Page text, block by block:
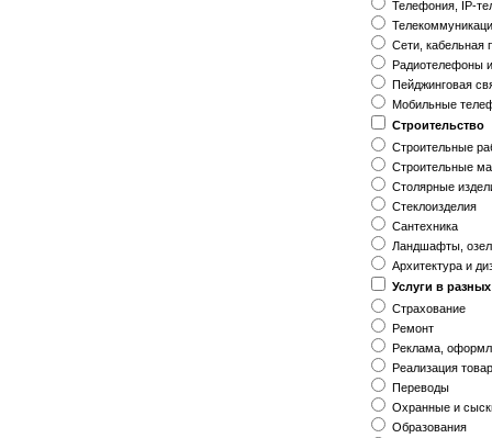
Телефония, IP-
Сети, кабельная
Радиотелефоны
Пейджинговая
Мобильные
Строительство
Строительные
Строительные
Столярные
Стеклоизделия
Сантехника
Ландшафты,
Архитектура и
Услуги в
Страхование
Ремонт
Реклама,
Реализация
Переводы
Охранные и
Образования